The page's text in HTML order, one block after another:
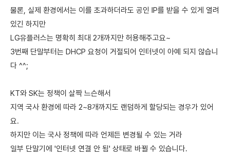
물론, 실제 환경에서는 이를 초과하더라도 공인 IP를 받을 수 있게 열려
있긴 하지만
LG유플러스는 명확히 최대 2개까지만 허용해주고요~
3번째 단말부터는 DHCP 요청이 거절되어 인터넷이 아예 되지 않습니
다 ^^;
KT와 SK는 정책이 살짝 느슨해서
지역 국사 환경에 따라 2~8개까지도 랜덤하게 할당되는 경우가 있어
요.
하지만 이는 국사 정책에 따라 언제든 변경될 수 있는 거라
일부 단말기에 '인터넷 연결 안 됨' 상태로 바뀔 수 있습니다.